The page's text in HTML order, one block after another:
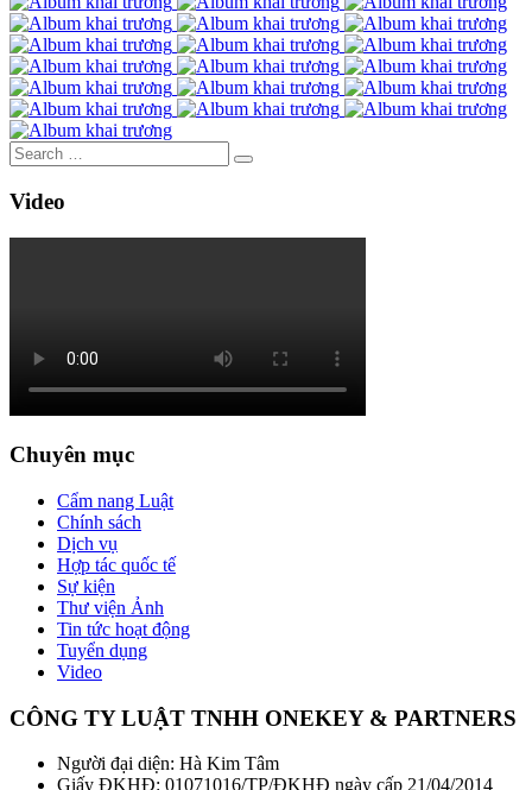
Video
Chuyên mục
Cẩm nang Luật
Chính sách
Dịch vụ
Hợp tác quốc tế
Sự kiện
Thư viện Ảnh
Tin tức hoạt động
Tuyển dụng
Video
CÔNG TY LUẬT TNHH ONEKEY & PARTNERS
Người đại diện: Hà Kim Tâm
Giấy ĐKHĐ: 01071016/TP/ĐKHĐ ngày cấp 21/04/2014